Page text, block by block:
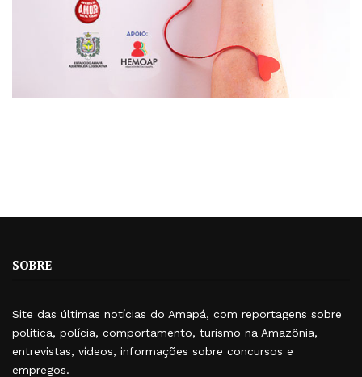
SOBRE
Site das últimas notícias do Amapá, com reportagens sobre
política, polícia, comportamento, turismo na Amazônia,
entrevistas, vídeos, informações sobre concursos e
empregos.